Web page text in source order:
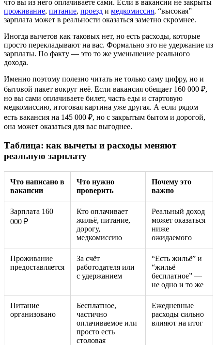
что вы из него оплачиваете сами. Если в вакансии не закрыты
проживание, питание, проезд и медкомиссия, “высокая”
зарплата может в реальности оказаться заметно скромнее.
Иногда вычетов как таковых нет, но есть расходы, которые
просто перекладывают на вас. Формально это не удержание из
зарплаты. По факту — это то же уменьшение реального
дохода.
Именно поэтому полезно читать не только саму цифру, но и
бытовой пакет вокруг неё. Если вакансия обещает 160 000 ₽,
но вы сами оплачиваете билет, часть еды и стартовую
медкомиссию, итоговая картина уже другая. А если рядом
есть вакансия на 145 000 ₽, но с закрытым бытом и дорогой,
она может оказаться для вас выгоднее.
Таблица: как вычеты и расходы меняют
реальную зарплату
Что написано в
вакансии
Что нужно
проверить
Почему это
важно
Зарплата 160
000 ₽
Кто оплачивает
жильё, питание,
дорогу,
медкомиссию
Реальный доход
может оказаться
ниже
ожидаемого
Проживание
предоставляется
За счёт
работодателя или
с удержанием
“Есть жильё” и
“жильё
бесплатное” —
не одно и то же
Питание
организовано
Бесплатное,
частично
оплачиваемое или
просто есть
столовая
Ежедневные
расходы сильно
влияют на итог